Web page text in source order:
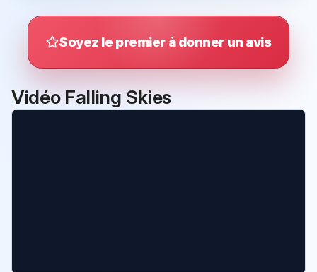
Soyez le premier à donner un avis
Vidéo Falling Skies